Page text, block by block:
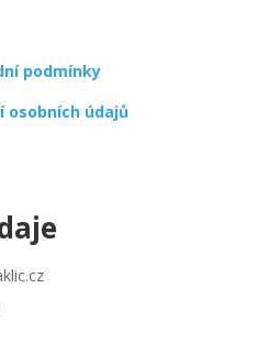
podmínky
osobních údajů